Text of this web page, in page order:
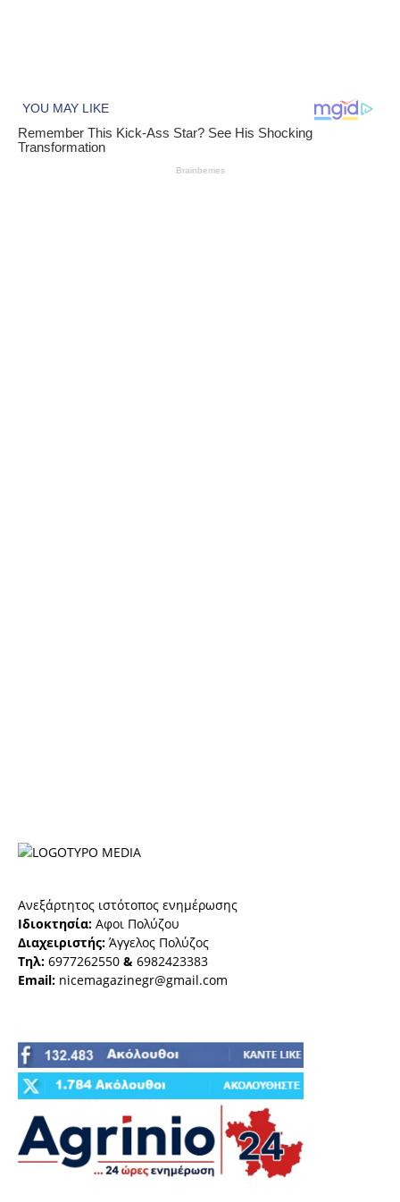
Ανεξάρτητος ιστότοπος ενημέρωσης
Ιδιοκτησία: Αφοι Πολύζου
Διαχειριστής: Άγγελος Πολύζος
Τηλ: 6977262550 & 6982423383
Email: nicemagazinegr@gmail.com